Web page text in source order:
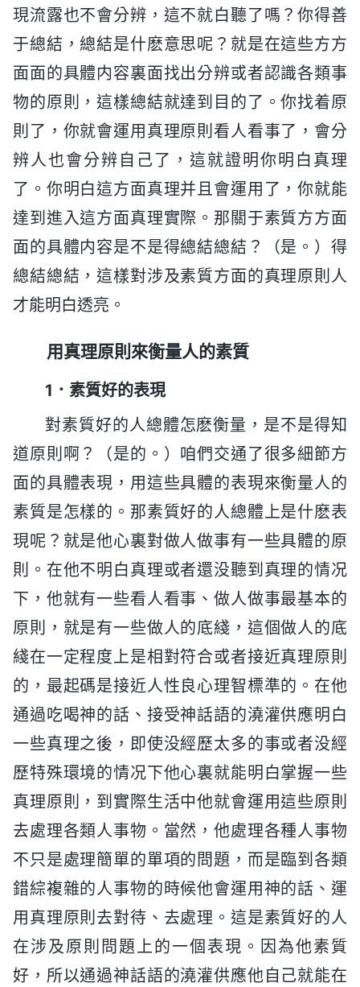
現流露也不會分辨，這不就白聽了嗎？你得善
于總結，總結是什麽意思呢？就是在這些方方
面面的具體内容裏面找出分辨或者認識各類事
物的原則，這樣總結就達到目的了。你找着原
則了，你就會運用真理原則看人看事了，會分
辨人也會分辨自己了，這就證明你明白真理
了。你明白這方面真理并且會運用了，你就能
達到進入這方面真理實際。那關于素質方方面
面的具體内容是不是得總結總結？（是。）得
總結總結，這樣對涉及素質方面的真理原則人
才能明白透亮。
用真理原則來衡量人的素質
1．素質好的表現
對素質好的人總體怎麽衡量，是不是得知
道原則啊？（是的。）咱們交通了很多細節方
面的具體表現，用這些具體的表現來衡量人的
素質是怎樣的。那素質好的人總體上是什麽表
現呢？就是他心裏對做人做事有一些具體的原
則。在他不明白真理或者還没聽到真理的情况
下，他就有一些看人看事、做人做事最基本的
原則，就是有一些做人的底綫，這個做人的底
綫在一定程度上是相對符合或者接近真理原則
的，最起碼是接近人性良心理智標準的。在他
通過吃喝神的話、接受神話語的澆灌供應明白
一些真理之後，即使没經歷太多的事或者没經
歷特殊環境的情况下他心裏就能明白掌握一些
真理原則，到實際生活中他就會運用這些原則
去處理各類人事物。當然，他處理各種人事物
不只是處理簡單的單項的問題，而是臨到各類
錯綜複雜的人事物的時候他會運用神的話、運
用真理原則去對待、去處理。這是素質好的人
在涉及原則問題上的一個表現。因為他素質
好，所以通過神話語的澆灌供應他自己就能在